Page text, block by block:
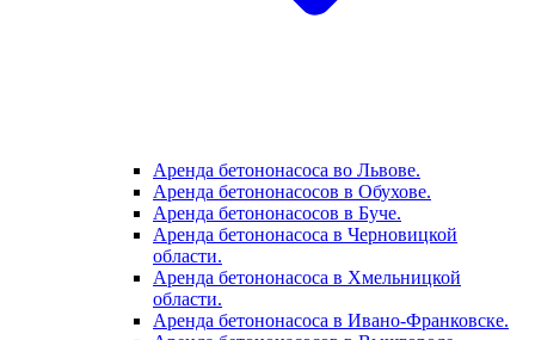
Аренда бетононасоса во Львове.
Аренда бетононасосов в Обухове.
Аренда бетононасосов в Буче.
Аренда бетононасоса в Черновицкой
области.
Аренда бетононасоса в Хмельницкой
области.
Аренда бетононасоса в Ивано-Франковске.